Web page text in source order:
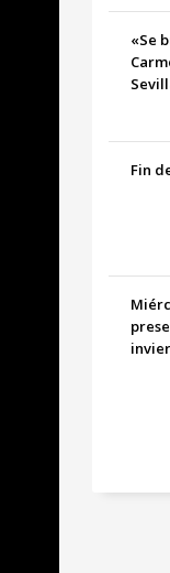
«Se
Fin